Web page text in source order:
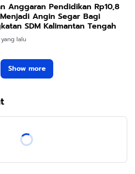
Anggaran Pendidikan Rp10,8
Angin Segar Bagi
SDM Kalimantan Tengah
lalu
Show more